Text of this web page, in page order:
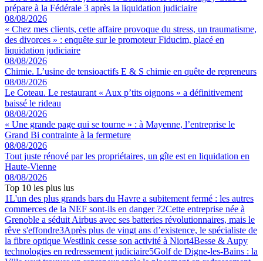
prépare à la Fédérale 3 après la liquidation judiciaire
08/08/2026
« Chez mes clients, cette affaire provoque du stress, un traumatisme,
des divorces » : enquête sur le promoteur Fiducim, placé en
liquidation judiciaire
08/08/2026
Chimie. L’usine de tensioactifs E & S chimie en quête de repreneurs
08/08/2026
Le Coteau. Le restaurant « Aux p’tits oignons » a définitivement
baissé le rideau
08/08/2026
« Une grande page qui se tourne » : à Mayenne, l’entreprise le
Grand Bi contrainte à la fermeture
08/08/2026
Tout juste rénové par les propriétaires, un gîte est en liquidation en
Haute-Vienne
08/08/2026
Top 10 les plus lus
1L'un des plus grands bars du Havre a subitement fermé : les autres
commerces de la NEF sont-ils en danger ?2Cette entreprise née à
Grenoble a séduit Airbus avec ses batteries révolutionnaires, mais le
rêve s'effondre3Après plus de vingt ans d’existence, le spécialiste de
la fibre optique Westlink cesse son activité à Niort4Besse & Aupy
technologies en redressement judiciaire5Golf de Digne-les-Bains : la